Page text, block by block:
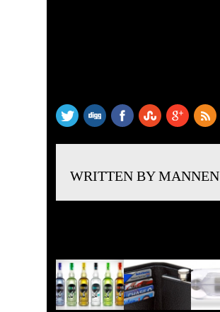
WRITTEN BY MANNEN